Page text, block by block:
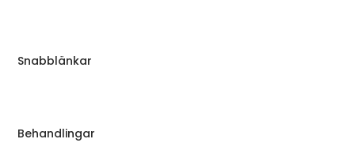
Snabblänkar
Behandlingar